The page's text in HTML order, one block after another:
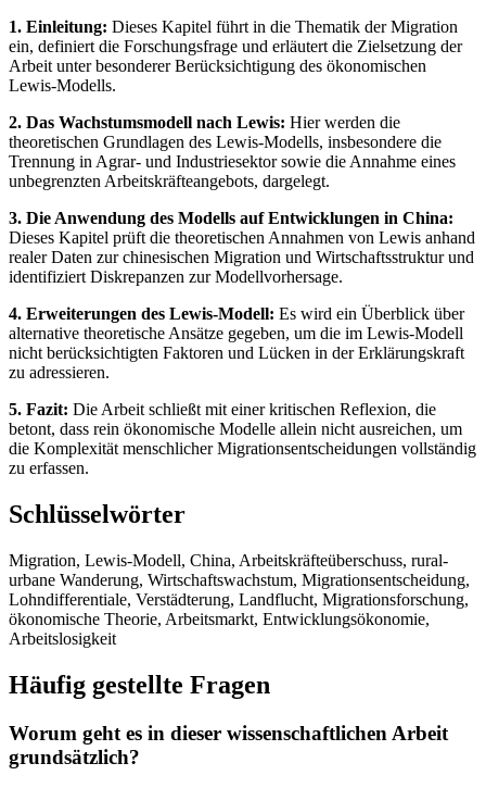
1. Einleitung: Dieses Kapitel führt in die Thematik der Migration
ein, definiert die Forschungsfrage und erläutert die Zielsetzung der
Arbeit unter besonderer Berücksichtigung des ökonomischen
Lewis-Modells.
2. Das Wachstumsmodell nach Lewis: Hier werden die
theoretischen Grundlagen des Lewis-Modells, insbesondere die
Trennung in Agrar- und Industriesektor sowie die Annahme eines
unbegrenzten Arbeitskräfteangebots, dargelegt.
3. Die Anwendung des Modells auf Entwicklungen in China:
Dieses Kapitel prüft die theoretischen Annahmen von Lewis anhand
realer Daten zur chinesischen Migration und Wirtschaftsstruktur und
identifiziert Diskrepanzen zur Modellvorhersage.
4. Erweiterungen des Lewis-Modell: Es wird ein Überblick über
alternative theoretische Ansätze gegeben, um die im Lewis-Modell
nicht berücksichtigten Faktoren und Lücken in der Erklärungskraft
zu adressieren.
5. Fazit: Die Arbeit schließt mit einer kritischen Reflexion, die
betont, dass rein ökonomische Modelle allein nicht ausreichen, um
die Komplexität menschlicher Migrationsentscheidungen vollständig
zu erfassen.
Schlüsselwörter
Migration, Lewis-Modell, China, Arbeitskräfteüberschuss, rural-
urbane Wanderung, Wirtschaftswachstum, Migrationsentscheidung,
Lohndifferentiale, Verstädterung, Landflucht, Migrationsforschung,
ökonomische Theorie, Arbeitsmarkt, Entwicklungsökonomie,
Arbeitslosigkeit
Häufig gestellte Fragen
Worum geht es in dieser wissenschaftlichen Arbeit
grundsätzlich?